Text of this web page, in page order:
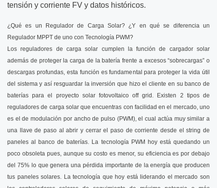
tensión y corriente FV y datos históricos.
¿Qué es un Regulador de Carga Solar? ¿Y en qué se diferencia un
Regulador MPPT de uno con Tecnología PWM?
Los reguladores de carga solar cumplen la función de cargador solar
además de proteger la carga de la batería frente a excesos “sobrecargas” o
descargas profundas, esta función es fundamental para proteger la vida útil
del sistema y así resguardar la inversión que hizo el cliente en su banco de
baterías para el proyecto solar fotovoltaico off grid. Existen 2 tipos de
reguladores de carga solar que encuentras con facilidad en el mercado, uno
es el de modulación por ancho de pulso (PWM), el cual actúa muy similar a
una llave de paso al abrir y cerrar el paso de corriente desde el string de
paneles al banco de baterías. La tecnología PWM hoy está quedando un
poco obsoleta pues, aunque su costo es menor, su eficiencia es por debajo
del 75% lo que genera una pérdida importante de la energía que producen
tus paneles solares. La tecnología que hoy está liderando el mercado son